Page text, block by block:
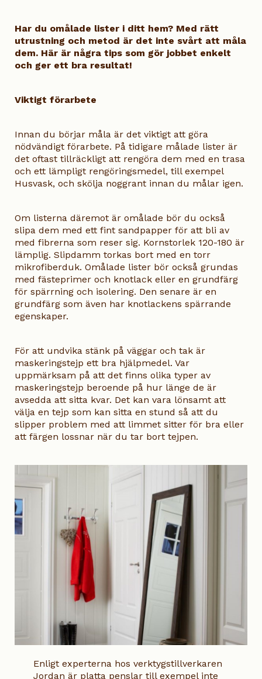
Har du omålade lister i ditt hem? Med rätt
utrustning och metod är det inte svårt att måla
dem. Här är några tips som gör jobbet enkelt
och ger ett bra resultat!
Viktigt förarbete
Innan du börjar måla är det viktigt att göra
nödvändigt förarbete. På tidigare målade lister är
det oftast tillräckligt att rengöra dem med en trasa
och ett lämpligt rengöringsmedel, till exempel
Husvask, och skölja noggrant innan du målar igen.
Om listerna däremot är omålade bör du också
slipa dem med ett fint sandpapper för att bli av
med fibrerna som reser sig. Kornstorlek 120-180 är
lämplig. Slipdamm torkas bort med en torr
mikrofiberduk. Omålade lister bör också grundas
med fästeprimer och knotlack eller en grundfärg
för spärrning och isolering. Den senare är en
grundfärg som även har knotlackens spärrande
egenskaper.
För att undvika stänk på väggar och tak är
maskeringstejp ett bra hjälpmedel. Var
uppmärksam på att det finns olika typer av
maskeringstejp beroende på hur länge de är
avsedda att sitta kvar. Det kan vara lönsamt att
välja en tejp som kan sitta en stund så att du
slipper problem med att limmet sitter för bra eller
att färgen lossnar när du tar bort tejpen.
Enligt experterna hos verktygstillverkaren
Jordan är platta penslar till exempel inte